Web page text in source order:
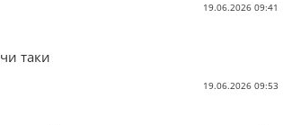
19.06.2026 09:41
таки
19.06.2026 09:53